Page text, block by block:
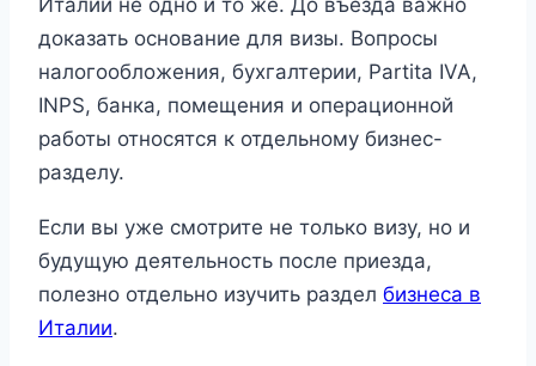
доказать основание для визы. Вопросы
налогообложения, бухгалтерии, Partita IVA,
INPS, банка, помещения и операционной
работы относятся к отдельному бизнес-
разделу.
Если вы уже смотрите не только визу, но и
будущую деятельность после приезда,
полезно отдельно изучить раздел бизнеса в
Италии.